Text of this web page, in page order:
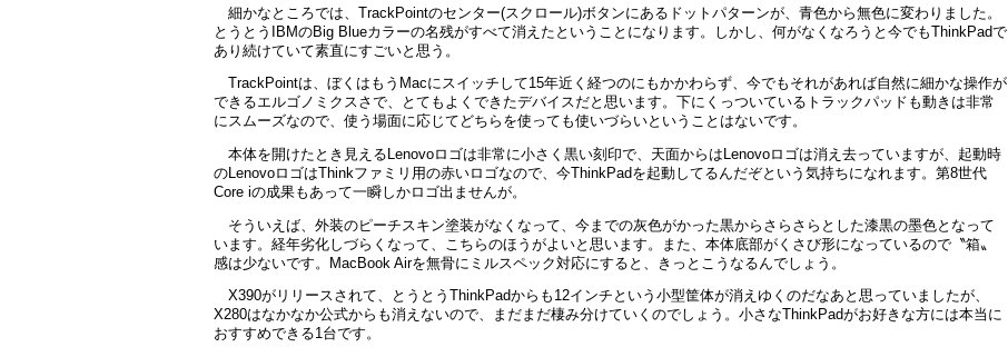
細かなところでは、TrackPointのセンター(スクロール)ボタンにあるドットパターンが、青色から無色に変わりました。
とうとうIBMのBig Blueカラーの名残がすべて消えたということになります。しかし、何がなくなろうと今でもThinkPadで
あり続けていて素直にすごいと思う。
TrackPointは、ぼくはもうMacにスイッチして15年近く経つのにもかかわらず、今でもそれがあれば自然に細かな操作が
できるエルゴノミクスさで、とてもよくできたデバイスだと思います。下にくっついているトラックパッドも動きは非常
にスムーズなので、使う場面に応じてどちらを使っても使いづらいということはないです。
本体を開けたとき見えるLenovoロゴは非常に小さく黒い刻印で、天面からはLenovoロゴは消え去っていますが、起動時
のLenovoロゴはThinkファミリ用の赤いロゴなので、今ThinkPadを起動してるんだぞという気持ちになれます。第8世代
Core iの成果もあって一瞬しかロゴ出ませんが。
そういえば、外装のピーチスキン塗装がなくなって、今までの灰色がかった黒からさらさらとした漆黒の墨色となって
います。経年劣化しづらくなって、こちらのほうがよいと思います。また、本体底部がくさび形になっているので〝箱〟
感は少ないです。MacBook Airを無骨にミルスペック対応にすると、きっとこうなるんでしょう。
X390がリリースされて、とうとうThinkPadからも12インチという小型筐体が消えゆくのだなあと思っていましたが、
X280はなかなか公式からも消えないので、まだまだ棲み分けていくのでしょう。小さなThinkPadがお好きな方には本当に
おすすめできる1台です。